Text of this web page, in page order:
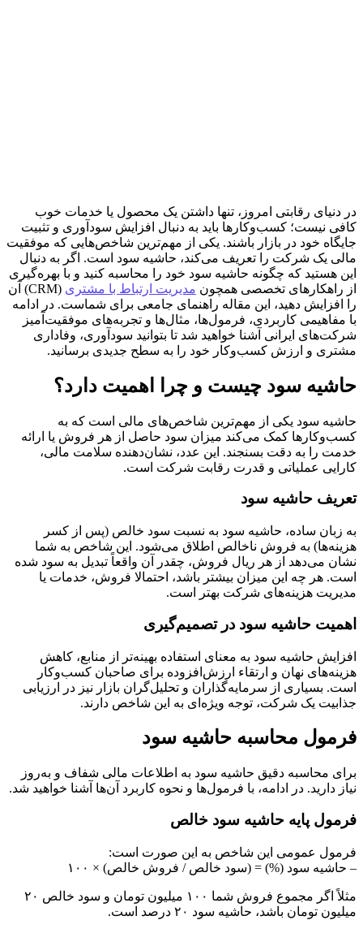
در دنیای رقابتی امروز، تنها داشتن یک محصول یا خدمات خوب
کافی نیست؛ کسب‌وکارها باید به دنبال افزایش سودآوری و تثبیت
جایگاه خود در بازار باشند. یکی از مهم‌ترین شاخص‌هایی که موفقیت
مالی یک شرکت را تعریف می‌کند، حاشیه سود است. اگر به دنبال
این هستید که چگونه حاشیه سود خود را محاسبه کنید و با بهره‌گیری
از راهکارهای تخصصی همچون مدیریت ارتباط با مشتری
(CRM) آن
را افزایش دهید، این مقاله راهنمای جامعی برای شماست. در ادامه
با مفاهیمی کاربردی، فرمول‌ها، مثال‌ها و تجربه‌های موفقیت‌آمیز
شرکت‌های ایرانی آشنا خواهید شد تا بتوانید سودآوری، وفاداری
مشتری و ارزش کسب‌وکار خود را به سطح جدیدی برسانید.
حاشیه سود چیست و چرا اهمیت دارد؟
حاشیه سود یکی از مهم‌ترین شاخص‌های مالی است که به
کسب‌وکارها کمک می‌کند میزان سود حاصل از هر فروش یا ارائه
خدمت را به دقت بسنجند. این عدد، نشان‌دهنده سلامت مالی،
کارایی عملیاتی و قدرت رقابت شرکت است.
تعریف حاشیه سود
به زبان ساده، حاشیه سود به نسبت سود خالص (پس از کسر
هزینه‌ها) به فروش ناخالص اطلاق می‌شود. این شاخص به شما
نشان می‌دهد از هر ریال فروش، چقدر آن واقعاً تبدیل به سود شده
است. هر چه این میزان بیشتر باشد، احتمالا فروش، خدمات یا
مدیریت هزینه‌های شرکت بهتر است.
اهمیت حاشیه سود در تصمیم‌گیری
افزایش حاشیه سود به معنای استفاده بهینه‌تر از منابع، کاهش
هزینه‌های نهان و ارتقاء ارزش‌افزوده برای صاحبان کسب‌وکار
است. بسیاری از سرمایه‌گذاران و تحلیل‌گران بازار نیز در ارزیابی
جذابیت یک شرکت، توجه ویژه‌ای به این شاخص دارند.
فرمول محاسبه حاشیه سود
برای محاسبه دقیق حاشیه سود به اطلاعات مالی شفاف و به‌روز
نیاز دارید. در ادامه، با فرمول‌ها و نحوه کاربرد آن‌ها آشنا خواهید شد.
فرمول پایه حاشیه سود خالص
فرمول عمومی این شاخص به این صورت است:
– حاشیه سود (%) = (سود خالص / فروش خالص) × ۱۰۰
مثلاً اگر مجموع فروش شما ۱۰۰ میلیون تومان و سود خالص ۲۰
میلیون تومان باشد، حاشیه سود ۲۰ درصد است.